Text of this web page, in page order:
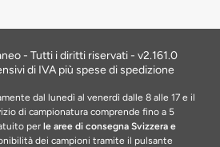
- Tutti i diritti riservati - v2.161.0
di IVA più spese di spedizione
dal lunedì al venerdì dalle 8 alle 17 e il
di campionatura comprende fino a 5
per le aree di consegna Svizzera e
dei campioni tramite il pulsante